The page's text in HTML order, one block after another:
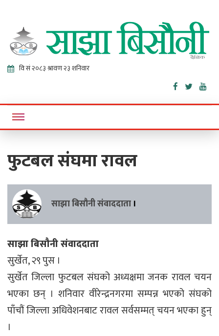
Sajha
Bisaunee
Online News Portal
फुटबल संघमा रावल
साझा बिसौनी संवाददाता ।
साझा बिसौनी संवाददाता
सुर्खेत, २९ पुस ।
सुर्खेत जिल्ला फुटबल संघको अध्यक्षमा जनक रावल चयन
भएका छन् । शनिवार वीरेन्द्रनगरमा सम्पन्न भएको संघको
पाँचौं जिल्ला अधिवेशनबाट रावल सर्वसम्मत् चयन भएका हुन्
।